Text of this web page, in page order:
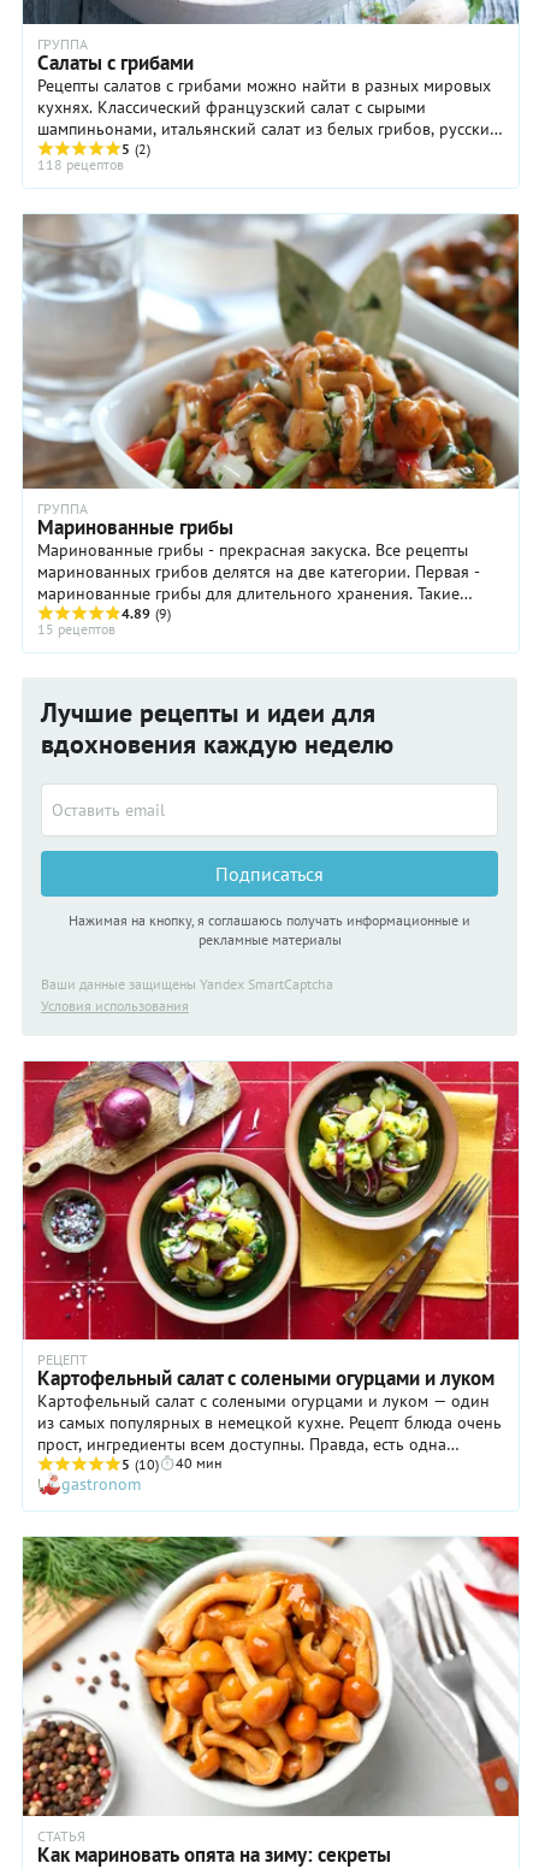
ГРУППА
Салаты с грибами
Рецепты салатов с грибами можно найти в разных мировых
кухнях. Классический французский салат с сырыми
шампиньонами, итальянский салат из белых грибов, русский
грибной салат или китайский - все это ...
5 (2)
118 рецептов
ГРУППА
Маринованные грибы
Маринованные грибы - прекрасная закуска. Все рецепты
маринованных грибов делятся на две категории. Первая -
маринованные грибы для длительного хранения. Такие
грибы как правило предварительно ...
4.89 (9)
15 рецептов
Лучшие рецепты и идеи для
вдохновения каждую неделю
Подписаться
Нажимая на кнопку, я соглашаюсь получать информационные и
рекламные материалы
Ваши данные защищены Yandex SmartCaptcha
Условия использования
РЕЦЕПТ
Картофельный салат с солеными огурцами и луком
Картофельный салат с солеными огурцами и луком — один
из самых популярных в немецкой кухне. Рецепт блюда очень
прост, ингредиенты всем доступны. Правда, есть одна
маленькая хитрость, пренебрегать которой не стоит. Дело в
том, что заправкой на основе растительного
(подсолнечного) масла следует поливать именно горячую
картошку, ведь в таком случае она почти мгновенно впитает
в себя соус, и бюджетный салат сразу же перейдет на более
высокий гастрономический уровень. А еще в данном случае
мы поступили не совсем «по-немецки», добавив в салат
соленые огурцы, а не маринованные, как делают в Германии.
Вы можете попробовать оба варианта и выбрать тот, что вам
придется больше по вкусу.
5 (10) 40 мин
gastronom
СТАТЬЯ
Как мариновать опята на зиму: секреты